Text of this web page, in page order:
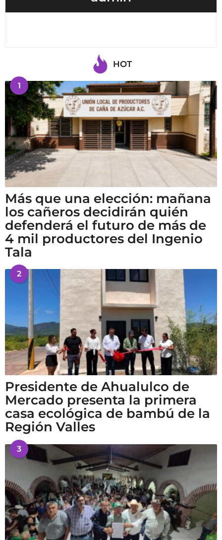
HOT
1
Más que una elección: mañana
los cañeros decidirán quién
defenderá el futuro de más de
4 mil productores del Ingenio
Tala
2
Presidente de Ahualulco de
Mercado presenta la primera
casa ecológica de bambú de la
Región Valles
3